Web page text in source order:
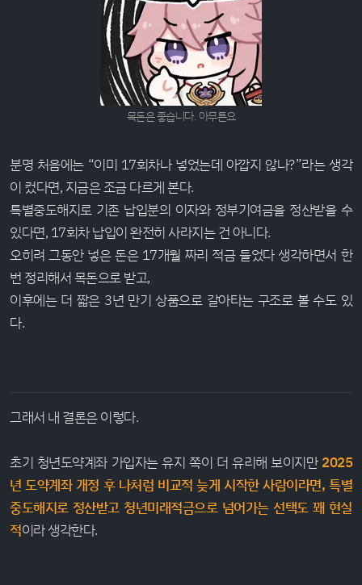
목돈은 좋습니다. 아무튼요
분명 처음에는 “이미 17회차나 넣었는데 아깝지 않나?”라는 생각
이 컸다면, 지금은 조금 다르게 본다.
특별중도해지로 기존 납입분의 이자와 정부기여금을 정산받을 수
있다면, 17회차 납입이 완전히 사라지는 건 아니다.
오히려 그동안 넣은 돈은 17개월 짜리 적금 들었다 생각하면서 한
번 정리해서 목돈으로 받고,
이후에는 더 짧은 3년 만기 상품으로 갈아타는 구조로 볼 수도 있
다.
그래서 내 결론은 이렇다.
초기 청년도약계좌 가입자는 유지 쪽이 더 유리해 보이지만 2025
년 도약계좌 개정 후 나처럼 비교적 늦게 시작한 사람이라면, 특별
중도해지로 정산받고 청년미래적금으로 넘어가는 선택도 꽤 현실
적이라 생각한다.